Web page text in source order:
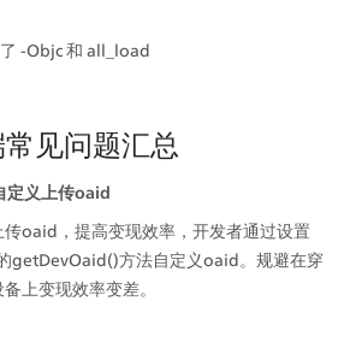
-Objc 和 all_load
见问题汇总
定义上传oaid
传oaid，提高变现效率，开发者通过设置
getDevOaid()方法自定义oaid。规避在穿
上变现效率变差。